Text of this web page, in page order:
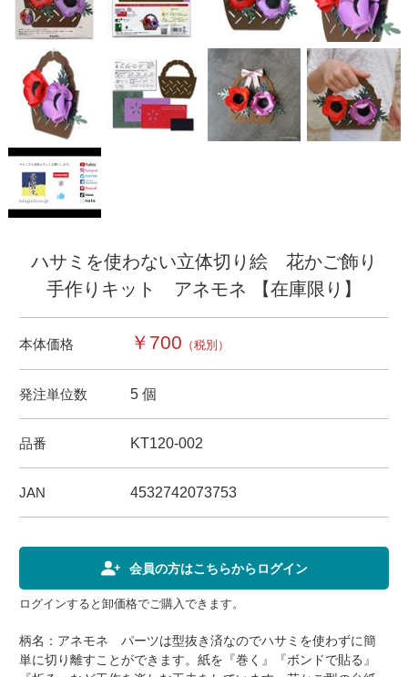
ハサミを使わない立体切り絵 花かご飾り
手作りキット アネモネ 【在庫限り】
本体価格 ￥700 （税別）
発注単位数 5 個
品番 KT120-002
JAN 4532742073753
会員の方はこちらからログイン
ログインすると卸価格でご購入できます。
柄名：アネモネ パーツは型抜き済なのでハサミを使わずに簡
単に切り離すことができます。紙を『巻く』『ボンドで貼る』